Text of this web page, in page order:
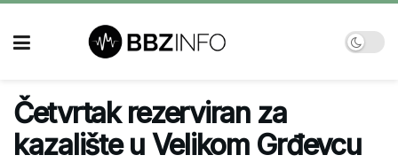
Četvrtak rezerviran za
kazalište u Velikom Grđevcu